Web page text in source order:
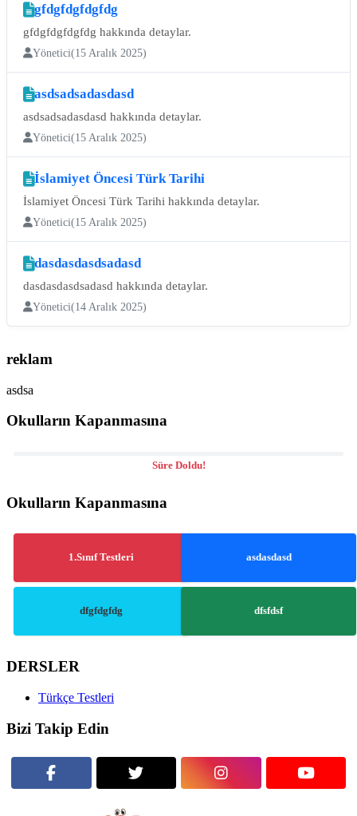
gfdgfdgfdgfdg
gfdgfdgfdgfdg hakkında detaylar.
Yönetici(15 Aralık 2025)
asdsadsadasdasd
asdsadsadasdasd hakkında detaylar.
Yönetici(15 Aralık 2025)
İslamiyet Öncesi Türk Tarihi
İslamiyet Öncesi Türk Tarihi hakkında detaylar.
Yönetici(15 Aralık 2025)
dasdasdasdsadasd
dasdasdasdsadasd hakkında detaylar.
Yönetici(14 Aralık 2025)
reklam
asdsa
Okulların Kapanmasına
Süre Doldu!
Okulların Kapanmasına
1.Sınıf Testleri asdasdasd
dfgfdgfdg dfsfdsf
DERSLER
Türkçe Testleri
Bizi Takip Edin